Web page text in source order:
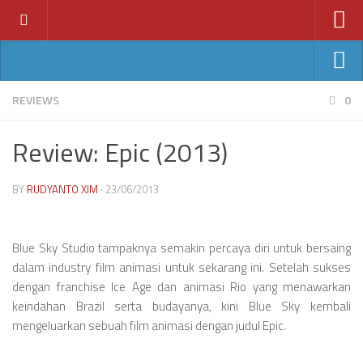
News
Reviews
2012
2013
2014
Batman v Superman
Fantastic Four
Star Wars VII
REVIEWS 0
Review: Epic (2013)
BY RUDYANTO XIM · 23/06/2013
Blue Sky Studio tampaknya semakin percaya diri untuk bersaing
dalam industry film animasi untuk sekarang ini. Setelah sukses
dengan franchise Ice Age dan animasi Rio yang menawarkan
keindahan Brazil serta budayanya, kini Blue Sky kembali
mengeluarkan sebuah film animasi dengan judul Epic.